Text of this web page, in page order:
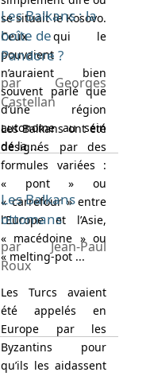
se situait le Kosovo.
Ceux qui le
pouvaient
n’auraient bien
souvent parlé que
d’une région
autonome au sein
de la ...
Les Balkans : la
boîte de
Pandore ?
par Georges
Castellan
Les Balkans ont été
désignés par des
formules variées :
« pont » ou
« carrefour » entre
l’Europe et l’Asie,
« macédoine » ou
« melting-pot ...
Les Balkans
ottomans
par Jean-Paul
Roux
Les Turcs avaient
été appelés en
Europe par les
Byzantins pour
qu’ils les aidassent